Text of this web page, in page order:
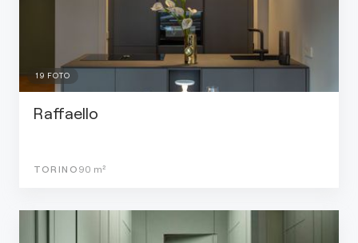
19 FOTO
Raffaello
TORINO 90 m²